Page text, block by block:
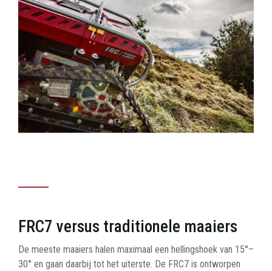
FRC7 versus traditionele maaiers
De meeste maaiers halen maximaal een hellingshoek van 15°–
30° en gaan daarbij tot het uiterste. De FRC7 is ontworpen